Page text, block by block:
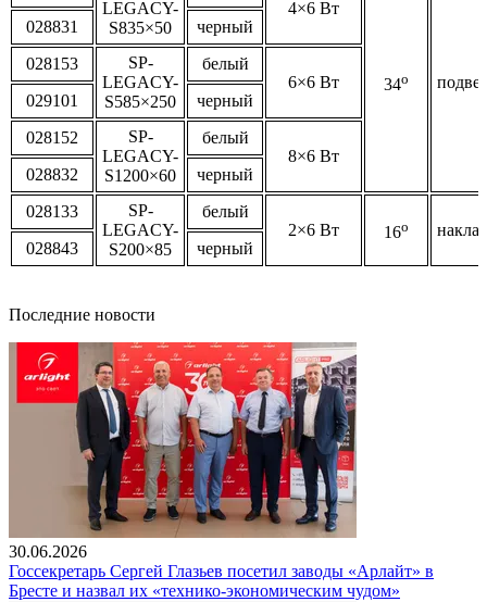
LEGACY-
S835×50
4×6 Вт
34o
028831
черный
028153
SP-
LEGACY-
S585×250
белый
6×6 Вт
029101
черный
028152
SP-
LEGACY-
S1200×60
белый
8×6 Вт
028832
черный
028133
SP-
LEGACY-
S200×85
белый
2×6 Вт
16o
028843
черный
Последние новости
30.06.2026
Госсекретарь Сергей Глазьев посетил заводы «Арлайт» в
Бресте и назвал их «технико-экономическим чудом»